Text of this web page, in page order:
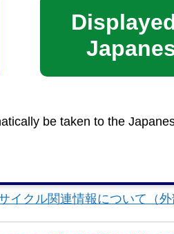
be taken to the
月29日から1月3日まで）は
イクル関連情報について（外